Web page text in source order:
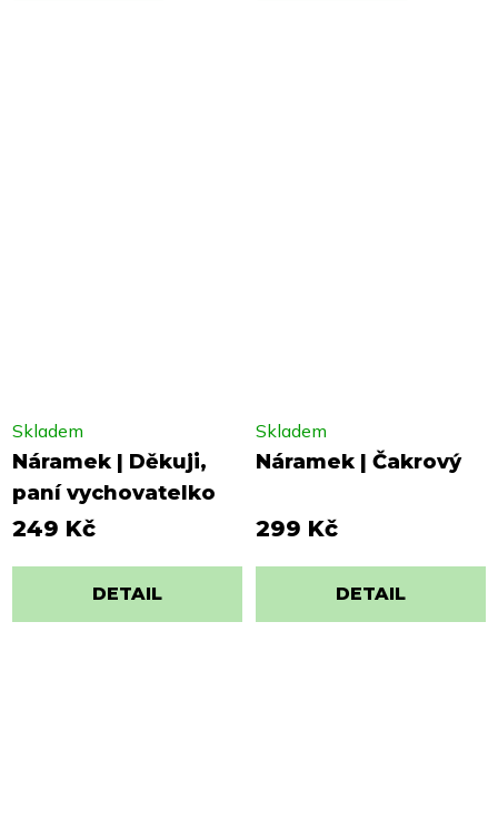
Náramek | Děkuji,
paní vychovatelko
Skladem
249 Kč
DETAIL
Náramek | Čakrový
Skladem
299 Kč
DETAIL